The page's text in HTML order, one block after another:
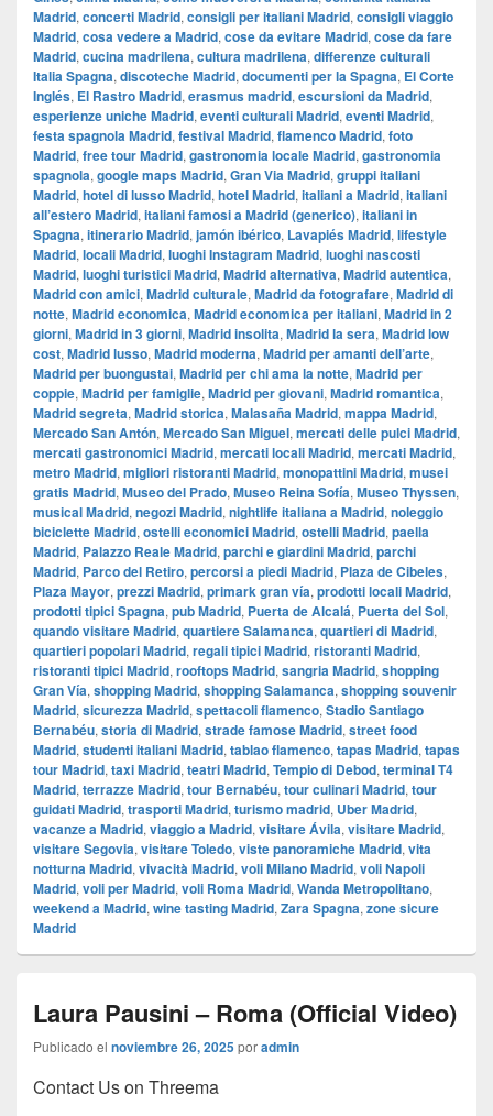
Madrid, concerti Madrid, consigli per italiani Madrid, consigli viaggio
Madrid, cosa vedere a Madrid, cose da evitare Madrid, cose da fare
Madrid, cucina madrilena, cultura madrilena, differenze culturali
Italia Spagna, discoteche Madrid, documenti per la Spagna, El Corte
Inglés, El Rastro Madrid, erasmus madrid, escursioni da Madrid,
esperienze uniche Madrid, eventi culturali Madrid, eventi Madrid,
festa spagnola Madrid, festival Madrid, flamenco Madrid, foto
Madrid, free tour Madrid, gastronomia locale Madrid, gastronomia
spagnola, google maps Madrid, ​​Gran Via Madrid, gruppi italiani
Madrid, hotel di lusso Madrid, hotel Madrid, italiani a Madrid, italiani
all’estero Madrid, italiani famosi a Madrid (generico), italiani in
Spagna, itinerario Madrid, jamón ibérico, Lavapiés Madrid, lifestyle
Madrid, locali Madrid, luoghi Instagram Madrid, luoghi nascosti
Madrid, luoghi turistici Madrid, Madrid alternativa, Madrid autentica,
Madrid con amici, Madrid culturale, Madrid da fotografare, Madrid di
notte, Madrid economica, Madrid economica per italiani, Madrid in 2
giorni, Madrid in 3 giorni, Madrid insolita, Madrid la sera, Madrid low
cost, Madrid lusso, Madrid moderna, Madrid per amanti dell’arte,
Madrid per buongustai, Madrid per chi ama la notte, Madrid per
coppie, Madrid per famiglie, Madrid per giovani, Madrid romantica,
Madrid segreta, Madrid storica, Malasaña Madrid, mappa Madrid,
Mercado San Antón, Mercado San Miguel, mercati delle pulci Madrid,
mercati gastronomici Madrid, mercati locali Madrid, mercati Madrid,
metro Madrid, migliori ristoranti Madrid, monopattini Madrid, musei
gratis Madrid, Museo del Prado, Museo Reina Sofía, Museo Thyssen,
musical Madrid, negozi Madrid, nightlife italiana a Madrid, noleggio
biciclette Madrid, ostelli economici Madrid, ostelli Madrid, paella
Madrid, Palazzo Reale Madrid, parchi e giardini Madrid, parchi
Madrid, Parco del Retiro, percorsi a piedi Madrid, Plaza de Cibeles,
Plaza Mayor, prezzi Madrid, primark gran vía, prodotti locali Madrid,
prodotti tipici Spagna, pub Madrid, Puerta de Alcalá, Puerta del Sol,
quando visitare Madrid, quartiere Salamanca, quartieri di Madrid,
quartieri popolari Madrid, regali tipici Madrid, ristoranti Madrid,
ristoranti tipici Madrid, rooftops Madrid, sangria Madrid, shopping
Gran Vía, shopping Madrid, shopping Salamanca, shopping souvenir
Madrid, sicurezza Madrid, spettacoli flamenco, Stadio Santiago
Bernabéu, storia di Madrid, strade famose Madrid, street food
Madrid, studenti italiani Madrid, tablao flamenco, tapas Madrid, tapas
tour Madrid, taxi Madrid, teatri Madrid, Tempio di Debod, terminal T4
Madrid, terrazze Madrid, tour Bernabéu, tour culinari Madrid, tour
guidati Madrid, trasporti Madrid, turismo madrid, Uber Madrid,
vacanze a Madrid, viaggio a Madrid, visitare Ávila, visitare Madrid,
visitare Segovia, visitare Toledo, viste panoramiche Madrid, vita
notturna Madrid, vivacità Madrid, voli Milano Madrid, voli Napoli
Madrid, voli per Madrid, voli Roma Madrid, Wanda Metropolitano,
weekend a Madrid, wine tasting Madrid, Zara Spagna, zone sicure
Madrid
Laura Pausini – Roma (Official Video)
Publicado el noviembre 26, 2025poradmin
Contact Us on Threema